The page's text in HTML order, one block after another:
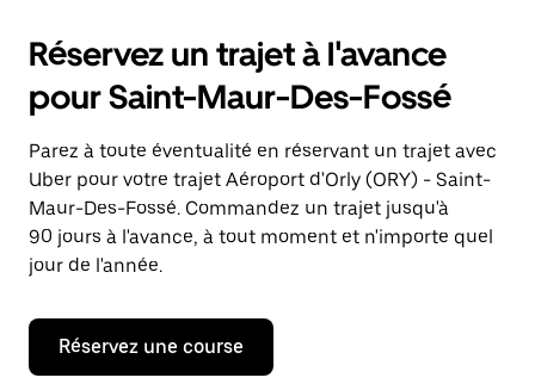
ouvrir
calendrier
et
sélectionner
une
date.
Appuyez
sur
la
touche
pour
fermer
calendrier.
Réservez un trajet à l'avance
pour Saint-Maur-Des-Fossé
Parez à toute éventualité en réservant un trajet avec
Uber pour votre trajet Aéroport d'Orly (ORY) - Saint-
Maur-Des-Fossé. Commandez un trajet jusqu'à
90 jours à l'avance, à tout moment et n'importe quel
jour de l'année.
Réservez une course